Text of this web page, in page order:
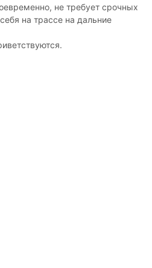
не требует срочных
на трассе на дальние